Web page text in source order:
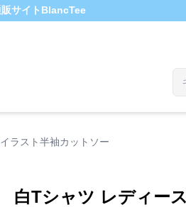
サイト BlancTee
ラスト半袖カットソー
白Tシャツ レディー